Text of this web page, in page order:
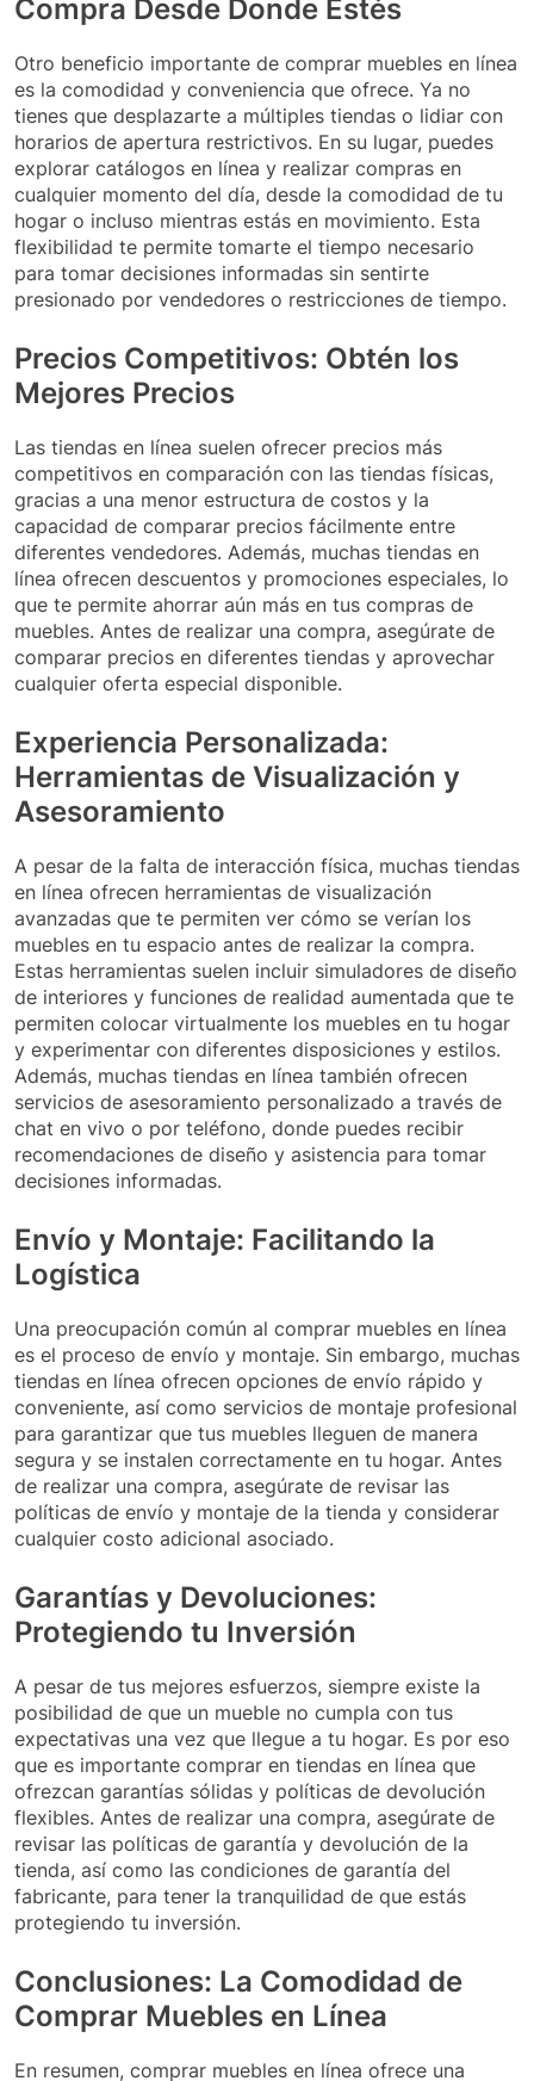
Compra Desde Donde Estés
Otro beneficio importante de comprar muebles en línea
es la comodidad y conveniencia que ofrece. Ya no
tienes que desplazarte a múltiples tiendas o lidiar con
horarios de apertura restrictivos. En su lugar, puedes
explorar catálogos en línea y realizar compras en
cualquier momento del día, desde la comodidad de tu
hogar o incluso mientras estás en movimiento. Esta
flexibilidad te permite tomarte el tiempo necesario
para tomar decisiones informadas sin sentirte
presionado por vendedores o restricciones de tiempo.
Precios Competitivos: Obtén los
Mejores Precios
Las tiendas en línea suelen ofrecer precios más
competitivos en comparación con las tiendas físicas,
gracias a una menor estructura de costos y la
capacidad de comparar precios fácilmente entre
diferentes vendedores. Además, muchas tiendas en
línea ofrecen descuentos y promociones especiales, lo
que te permite ahorrar aún más en tus compras de
muebles. Antes de realizar una compra, asegúrate de
comparar precios en diferentes tiendas y aprovechar
cualquier oferta especial disponible.
Experiencia Personalizada:
Herramientas de Visualización y
Asesoramiento
A pesar de la falta de interacción física, muchas tiendas
en línea ofrecen herramientas de visualización
avanzadas que te permiten ver cómo se verían los
muebles en tu espacio antes de realizar la compra.
Estas herramientas suelen incluir simuladores de diseño
de interiores y funciones de realidad aumentada que te
permiten colocar virtualmente los muebles en tu hogar
y experimentar con diferentes disposiciones y estilos.
Además, muchas tiendas en línea también ofrecen
servicios de asesoramiento personalizado a través de
chat en vivo o por teléfono, donde puedes recibir
recomendaciones de diseño y asistencia para tomar
decisiones informadas.
Envío y Montaje: Facilitando la
Logística
Una preocupación común al comprar muebles en línea
es el proceso de envío y montaje. Sin embargo, muchas
tiendas en línea ofrecen opciones de envío rápido y
conveniente, así como servicios de montaje profesional
para garantizar que tus muebles lleguen de manera
segura y se instalen correctamente en tu hogar. Antes
de realizar una compra, asegúrate de revisar las
políticas de envío y montaje de la tienda y considerar
cualquier costo adicional asociado.
Garantías y Devoluciones:
Protegiendo tu Inversión
A pesar de tus mejores esfuerzos, siempre existe la
posibilidad de que un mueble no cumpla con tus
expectativas una vez que llegue a tu hogar. Es por eso
que es importante comprar en tiendas en línea que
ofrezcan garantías sólidas y políticas de devolución
flexibles. Antes de realizar una compra, asegúrate de
revisar las políticas de garantía y devolución de la
tienda, así como las condiciones de garantía del
fabricante, para tener la tranquilidad de que estás
protegiendo tu inversión.
Conclusiones: La Comodidad de
Comprar Muebles en Línea
En resumen, comprar muebles en línea ofrece una